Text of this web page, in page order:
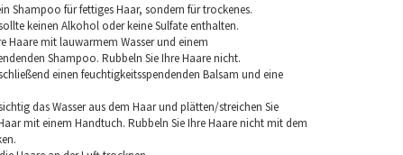
Shampoo für fettiges Haar, sondern für trockenes.
keinen Alkohol oder keine Sulfate enthalten.
Haare mit lauwarmem Wasser und einem
Shampoo. Rubbeln Sie Ihre Haare nicht.
einen feuchtigkeitsspendenden Balsam und eine
das Wasser aus dem Haar und plätten/streichen Sie
mit einem Handtuch. Rubbeln Sie Ihre Haare nicht mit dem